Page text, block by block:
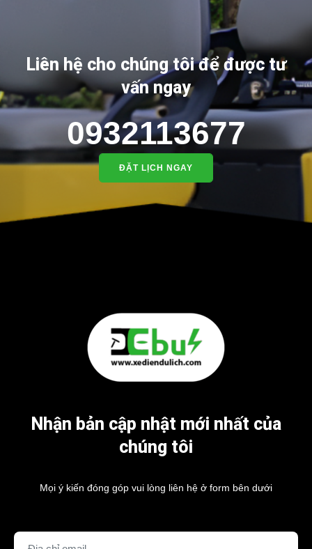
Liên hệ cho chúng tôi để được tư
vấn ngay
0932113677
ĐẶT LỊCH NGAY
Nhận bản cập nhật mới nhất của
chúng tôi
Mọi ý kiến đóng góp vui lòng liên hệ ở form bên dưới